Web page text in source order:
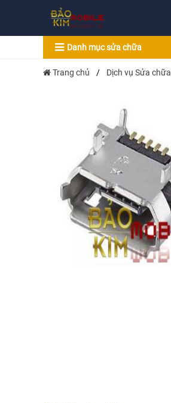
Danh mục sửa chữa
Trang chủ / Dịch vụ Sửa chữa